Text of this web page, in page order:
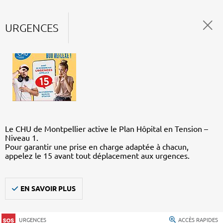
URGENCES
Le CHU de Montpellier active le Plan Hôpital en Tension –
Niveau 1.
Pour garantir une prise en charge adaptée à chacun,
appelez le 15 avant tout déplacement aux urgences.
EN SAVOIR PLUS
URGENCES ACCÈS RAPIDES